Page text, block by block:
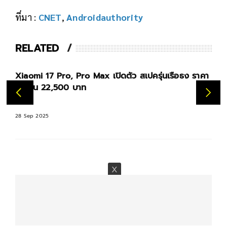
ที่มา : CNET, Androidauthority
RELATED
ตัว สเปครุ่นเรือธง ราคา
เปิดราคา OPPO Find N5 จอพับที่บางที่สุดในโลก ราคา